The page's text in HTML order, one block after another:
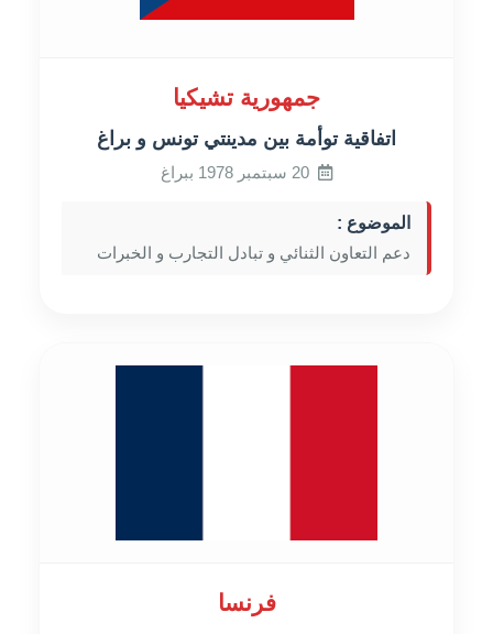
جمهورية تشيكيا
اتفاقية توأمة بين مدينتي تونس و براغ
الموضوع :
دعم التعاون الثنائي و تبادل التجارب و الخبرات
فرنسا